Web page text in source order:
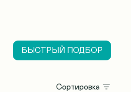
БЫСТРЫЙ ПОДБОР
Сортировка